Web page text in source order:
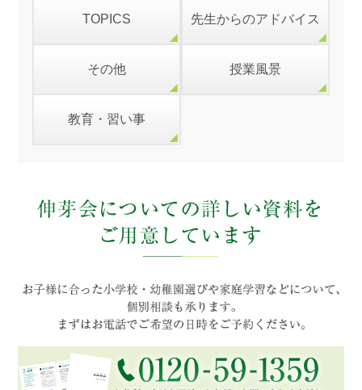
TOPICS 先生からのアドバイス
その他 授業風景
教育・習い事